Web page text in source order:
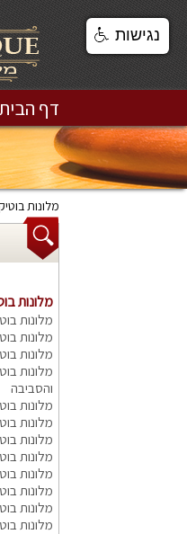
דף
מלונות
מלונות
מלונות
מלונות
מלונות
מלונות
והסביבה
מלונות
מלונות
מלונות
מלונות
מלונות
מלונות
מלונות
מלונות
נגישות